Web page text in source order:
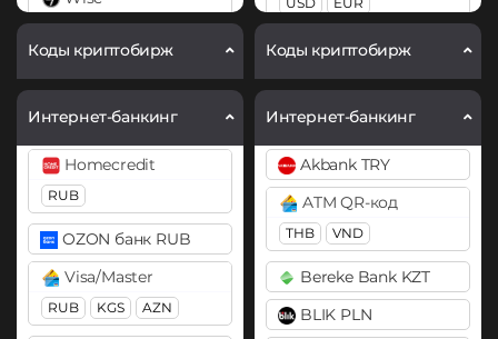
Compound (COMP)
Cosmos (ATOM)
Curve (CRV)
Decentraland (MANA)
Dogecoin (DOGE)
DOGE
Polkadot (DOT)
DOT
USD
Коды криптобирж
Интернет-банкинг
Homecredit
RUB
OZON банк RUB
Visa/Master
RUB KGS AZN
ERC20
Decentraland (MANA)
Dogecoin (DOGE)
DOGE
Polkadot (DOT)
DOT
EOS
Payoneer
PayPal
USD EUR
GBP
AUD
×
PaySera
EUR
Paytm INR
Perfect Money
Коды криптобирж
Интернет-банкинг
Akbank TRY
ATM QR-код
THB VND
Bereke Bank KZT
BLIK PLN